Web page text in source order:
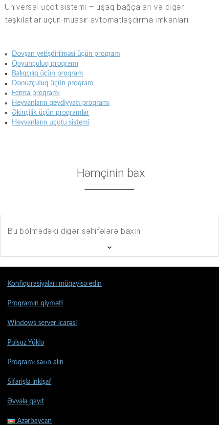
Universal uçot sistemi – uşaq bağçaları və digər
təşkilatlar üçün müasir avtomatlaşdırma imkanları.
Dovşan yetişdirilməsi üçün proqram
Qoyunçuluq proqramı
Balıqçılıq üçün proqram
Donuzçuluq üçün proqram
Ferma proqramı
Heyvanların qeydiyyatı proqramı
Əkinçilik üçün proqramlar
Heyvanların uçotu sistemi
Həmçinin bax
Bu bölmədəki digər səhifələrə baxın
Konfiqurasiyaları müqayisə edin
Proqramın qiyməti
Windows server icarəsi
Pulsuz Yüklə
Proqramı satın alın
Sifarişlə inkişaf
Əvvələ qayıt
Azərbaycan